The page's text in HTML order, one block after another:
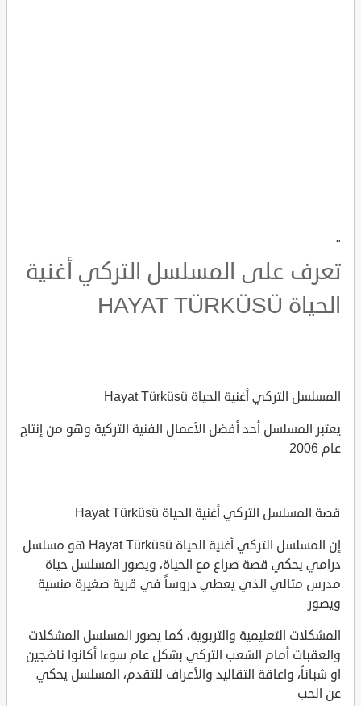
"
تعرف على المسلسل التركي أغنية
الحياة HAYAT TÜRKÜSÜ
المسلسل التركي أغنية الحياة Hayat Türküsü
يعتبر المسلسل أحد أفضل الأعمال الفنية التركية وهو من إنتاج
عام 2006
قصة المسلسل التركي أغنية الحياة Hayat Türküsü
إن المسلسل التركي أغنية الحياة Hayat Türküsü هو مسلسل
درامي يحكي قصة صراع مع الحياة، ويصور المسلسل حياة
مدرس مثالي الذي يعطي دروساً في قرية صغيرة منسية
ويصور
المشكلات التعليمية والتربوية، كما يصور المسلسل المشكلات
والعقبات أمام الشعب التركي بشكل عام سوءا أكانوا ناضجين
او شباناً، واعاقة التقاليد والأعراف للتقدم، المسلسل يحكي
عن الحب